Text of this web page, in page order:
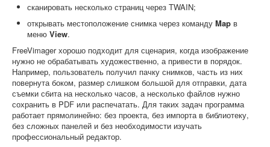
сканировать несколько страниц через TWAIN;
открывать местоположение снимка через команду Map в
меню View.
FreeVimager хорошо подходит для сценария, когда изображение
нужно не обрабатывать художественно, а привести в порядок.
Например, пользователь получил пачку снимков, часть из них
повернута боком, размер слишком большой для отправки, дата
съемки сбита на несколько часов, а несколько файлов нужно
сохранить в PDF или распечатать. Для таких задач программа
работает прямолинейно: без проекта, без импорта в библиотеку,
без сложных панелей и без необходимости изучать
профессиональный редактор.